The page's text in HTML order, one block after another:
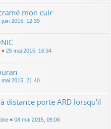
mon cuir
juin 2015, 12:39
« 25 mai 2015, 16:34
mai 2015, 21:40
distance porte ARD lorsqu'il
« 08 mai 2015, 09:06